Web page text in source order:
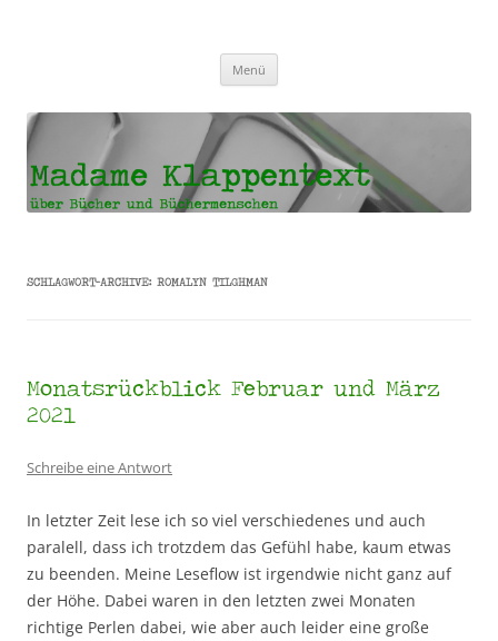
Menü
SCHLAGWORT-ARCHIVE: ROMALYN TILGHMAN
Monatsrückblick Februar und März
2021
Schreibe eine Antwort
In letzter Zeit lese ich so viel verschiedenes und auch
paralell, dass ich trotzdem das Gefühl habe, kaum etwas
zu beenden. Meine Leseflow ist irgendwie nicht ganz auf
der Höhe. Dabei waren in den letzten zwei Monaten
richtige Perlen dabei, wie aber auch leider eine große